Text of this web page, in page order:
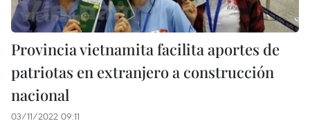
Provincia vietnamita facilita aportes de
patriotas en extranjero a construcción
nacional
03/11/2022 09:11